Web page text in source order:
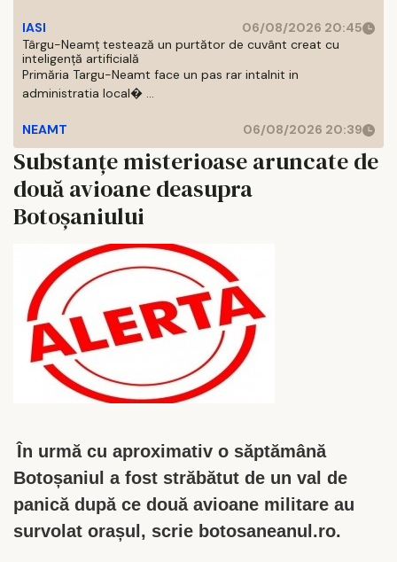
IASI
06/08/2026 20:45
Târgu-Neamț testează un purtător de cuvânt creat cu
inteligență artificială
Primăria Targu-Neamt face un pas rar intalnit in
administratia local� ...
NEAMT 06/08/2026 20:39
Substanțe misterioase aruncate de
două avioane deasupra
Botoșaniului
În urmă cu aproximativ o săptămână
Botoșaniul a fost străbătut de un val de
panică după ce două avioane militare au
survolat orașul, scrie botosaneanul.ro.